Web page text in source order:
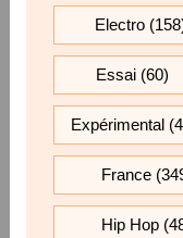
Electro
Essai (60)
Expérimental
France
Hip Hop